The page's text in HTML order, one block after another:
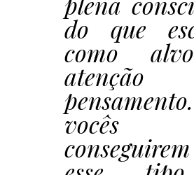
do que
como
vocês